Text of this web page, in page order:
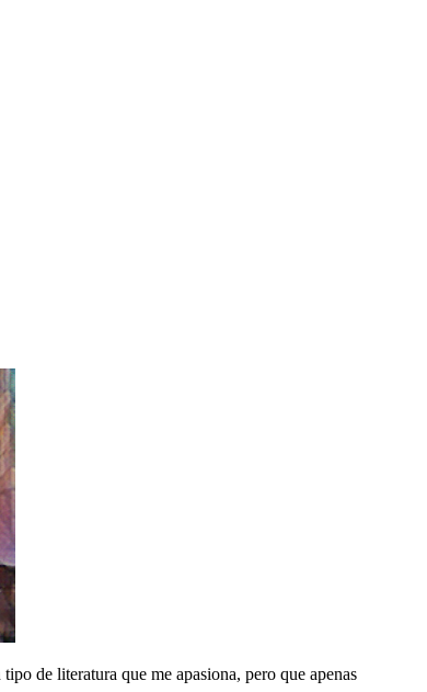
de literatura que me apasiona, pero que apenas